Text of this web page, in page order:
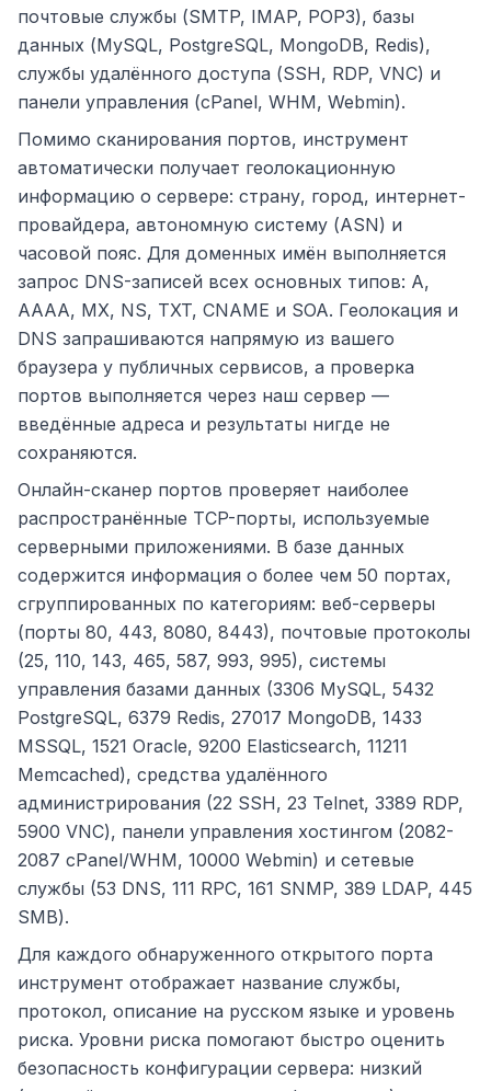
почтовые службы (SMTP, IMAP, POP3), базы
данных (MySQL, PostgreSQL, MongoDB, Redis),
службы удалённого доступа (SSH, RDP, VNC) и
панели управления (cPanel, WHM, Webmin).
Помимо сканирования портов, инструмент
автоматически получает геолокационную
информацию о сервере: страну, город, интернет-
провайдера, автономную систему (ASN) и
часовой пояс. Для доменных имён выполняется
запрос DNS-записей всех основных типов: A,
AAAA, MX, NS, TXT, CNAME и SOA. Геолокация и
DNS запрашиваются напрямую из вашего
браузера у публичных сервисов, а проверка
портов выполняется через наш сервер —
введённые адреса и результаты нигде не
сохраняются.
Онлайн-сканер портов проверяет наиболее
распространённые TCP-порты, используемые
серверными приложениями. В базе данных
содержится информация о более чем 50 портах,
сгруппированных по категориям: веб-серверы
(порты 80, 443, 8080, 8443), почтовые протоколы
(25, 110, 143, 465, 587, 993, 995), системы
управления базами данных (3306 MySQL, 5432
PostgreSQL, 6379 Redis, 27017 MongoDB, 1433
MSSQL, 1521 Oracle, 9200 Elasticsearch, 11211
Memcached), средства удалённого
администрирования (22 SSH, 23 Telnet, 3389 RDP,
5900 VNC), панели управления хостингом (2082-
2087 cPanel/WHM, 10000 Webmin) и сетевые
службы (53 DNS, 111 RPC, 161 SNMP, 389 LDAP, 445
SMB).
Для каждого обнаруженного открытого порта
инструмент отображает название службы,
протокол, описание на русском языке и уровень
риска. Уровни риска помогают быстро оценить
безопасность конфигурации сервера: низкий